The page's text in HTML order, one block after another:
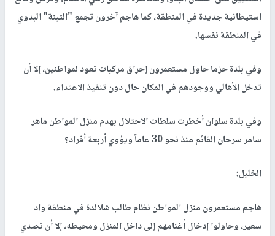
استيطانية جديدة في المنطقة، كما هاجم آخرون تجمع "التبنة" البدوي
في المنطقة نفسها.
وفي بلدة حزما حاول مستعمرون إحراق مركبات تعود لمواطنين، إلا أن
تدخل الأهالي ووجودهم في المكان حال دون تنفيذ الاعتداء.
وفي بلدة سلوان أخطرت سلطات الاحتلال بهدم منزل المواطن ماهر
سامر سرحان القائم منذ نحو 30 عاماً ويؤوي أربعة أفراد؟
الخليل:
هاجم مستعمرون منزل المواطن نظام طالب شلالدة في منطقة واد
سعير، وحاولوا إدخال أغنامهم إلى داخل المنزل ومحيطه، إلا أن تصدي